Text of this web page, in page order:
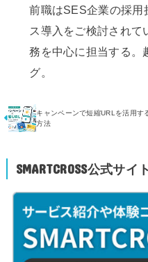
前職はSES企業の採用
ス導入をご検討されて
務を中心に担当する。
グ。
キャンペーンで短縮URLを活用す
方法
SMARTCROSS公式サイ